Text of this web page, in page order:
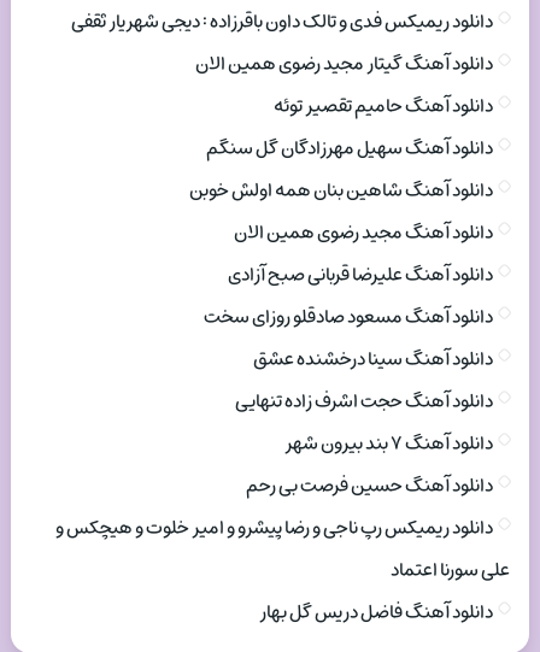
دانلود ریمیکس فدی و تالک داون باقرزاده : دیجی شهریار ثقفی
دانلود آهنگ گیتار مجید رضوی همین الان
دانلود آهنگ حامیم تقصیر توئه
دانلود آهنگ سهیل مهرزادگان گل سنگم
دانلود آهنگ شاهین بنان همه اولش خوبن
دانلود آهنگ مجید رضوی همین الان
دانلود آهنگ علیرضا قربانی صبح آزادی
دانلود آهنگ مسعود صادقلو روزای سخت
دانلود آهنگ سینا درخشنده عشق
دانلود آهنگ حجت اشرف زاده تنهایی
دانلود آهنگ ۷ بند بیرون شهر
دانلود آهنگ حسین فرصت بی رحم
دانلود ریمیکس رپ ناجی و رضا پیشرو و امیر خلوت و هیچکس و
علی سورنا اعتماد
دانلود آهنگ فاضل دریس گل بهار